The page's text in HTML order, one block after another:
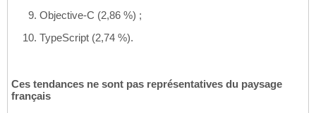
Objective-C (2,86 %) ;
TypeScript (2,74 %).
Ces tendances ne sont pas représentatives du paysage
français